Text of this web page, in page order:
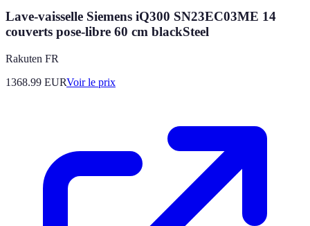
Lave-vaisselle Siemens iQ300 SN23EC03ME 14
couverts pose-libre 60 cm blackSteel
Rakuten FR
1368.99 EURVoir le prix